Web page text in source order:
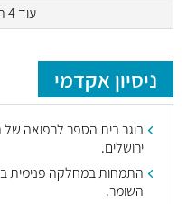
עוד 4 תחומים
ניסיון אקדמי
בוגר בית הספר לרפואה של
ירושלים.
התמחות במחלקה פנימית
השומר.